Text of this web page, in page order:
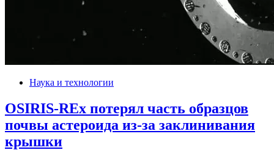
Наука и технологии
OSIRIS-REx потерял часть образцов
почвы астероида из-за заклинивания
крышки